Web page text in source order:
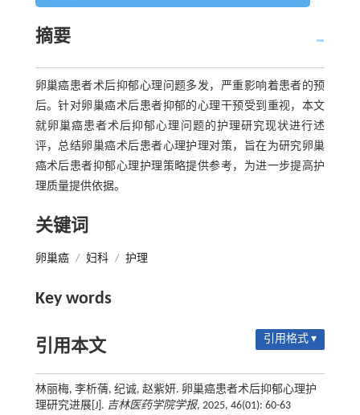
摘要
卵巢癌患者术后抑郁心理问题多发，严重影响着患者的预
后。针对卵巢癌术后患者抑郁的心理干预受到重视，本文
就卵巢癌患者术后抑郁心理问题的护理研究现状进行述
评，总结卵巢癌术后患者心理护理对策，旨在为研究卵巢
癌术后患者抑郁心理护理策略提供参考，为进一步提高护
理质量提供依据。
关键词
卵巢癌 / 妇科 / 护理
Key words
引用本文 引用格式 ▾
林丽梅, 李析蒨, 纪诚, 赵紫妍. 卵巢癌患者术后抑郁心理护
理研究进展[J]. 吉林医药学院学报, 2025, 46(01): 60-63